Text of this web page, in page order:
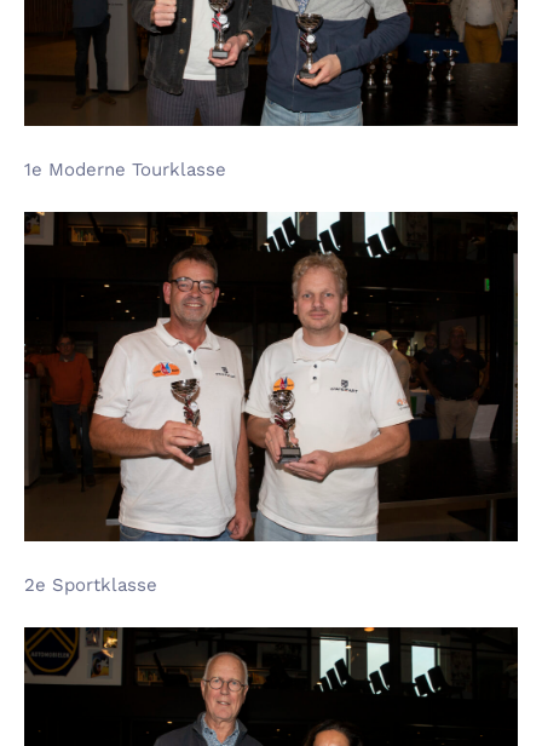
1e Moderne Tourklasse
2e Sportklasse